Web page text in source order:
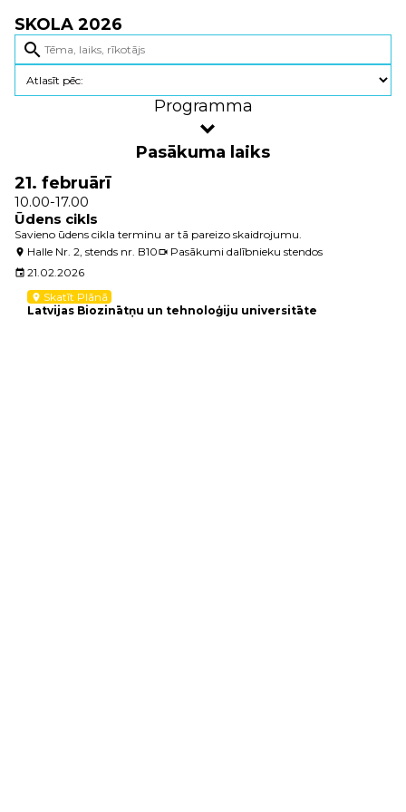
SKOLA 2026
search
Programma
Pasākuma laiks
21. februārī
10.00-17.00
Ūdens cikls
Savieno ūdens cikla terminu ar tā pareizo skaidrojumu.
location_on Halle Nr. 2, stends nr. B10videocam Pasākumi dalībnieku stendos
event 21.02.2026
location_on Skatīt Plānā
Latvijas Biozinātņu un tehnoloģiju universitāte